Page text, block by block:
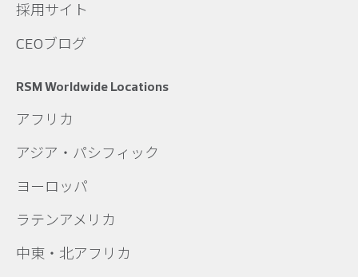
採用サイト
CEOブログ
RSM Worldwide Locations
アフリカ
アジア・パシフィック
ヨーロッパ
ラテンアメリカ
中東・北アフリカ